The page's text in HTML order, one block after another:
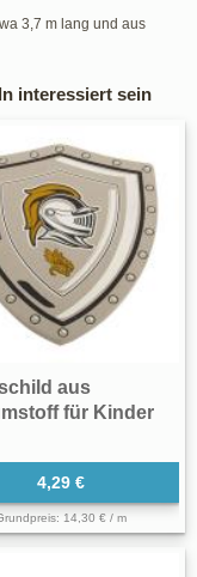
3,7 m lang und aus
interessiert sein
aus
für Kinder
4,29 €
Grundpreis: 14,30 € / m